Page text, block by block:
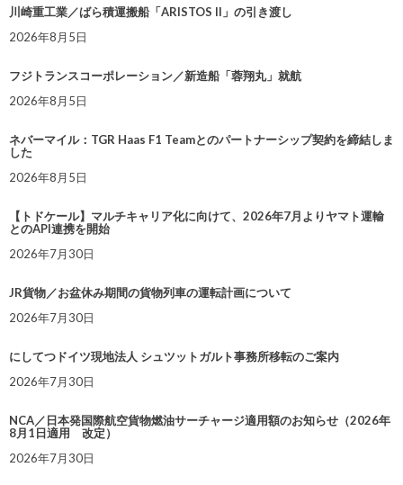
川崎重工業／ばら積運搬船「ARISTOS II」の引き渡し
2026年8月5日
フジトランスコーポレーション／新造船「蓉翔丸」就航
2026年8月5日
ネバーマイル：TGR Haas F1 Teamとのパートナーシップ契約を締結しま
した
2026年8月5日
【トドケール】マルチキャリア化に向けて、2026年7月よりヤマト運輸
とのAPI連携を開始
2026年7月30日
JR貨物／お盆休み期間の貨物列車の運転計画について
2026年7月30日
にしてつドイツ現地法人 シュツットガルト事務所移転のご案内
2026年7月30日
NCA／日本発国際航空貨物燃油サーチャージ適用額のお知らせ（2026年
8月1日適用 改定）
2026年7月30日